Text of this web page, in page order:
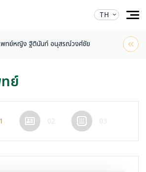
TH
ทย์หญิง ฐิตินันท์ อนุสรณ์วงศ์ชัย
ย์